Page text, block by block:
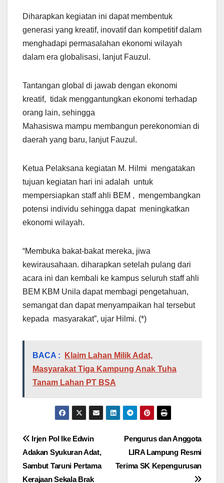
Diharapkan kegiatan ini dapat membentuk
generasi yang kreatif, inovatif dan kompetitif dalam
menghadapi permasalahan ekonomi wilayah
dalam era globalisasi, lanjut Fauzul.
Tantangan global di jawab dengan ekonomi
kreatif, tidak menggantungkan ekonomi terhadap
orang lain, sehingga
Mahasiswa mampu membangun perekonomian di
daerah yang baru, lanjut Fauzul.
Ketua Pelaksana kegiatan M. Hilmi mengatakan
tujuan kegiatan hari ini adalah untuk
mempersiapkan staff ahli BEM , mengembangkan
potensi individu sehingga dapat meningkatkan
ekonomi wilayah.
“Membuka bakat-bakat mereka, jiwa
kewirausahaan. diharapkan setelah pulang dari
acara ini dan kembali ke kampus seluruh staff ahli
BEM KBM Unila dapat membagi pengetahuan,
semangat dan dapat menyampaikan hal tersebut
kepada masyarakat”, ujar Hilmi. (*)
BACA :
Klaim Lahan Milik Adat,
Masyarakat Tiga Kampung Anak Tuha
Tanam Lahan PT BSA
Navigasi
pos
Pengurus dan Anggota
LIRA Lampung Resmi
Terima SK Kepengurusan
Irjen Pol Ike Edwin
Adakan Syukuran Adat,
Sambut Taruni Pertama
Kerajaan Sekala Brak